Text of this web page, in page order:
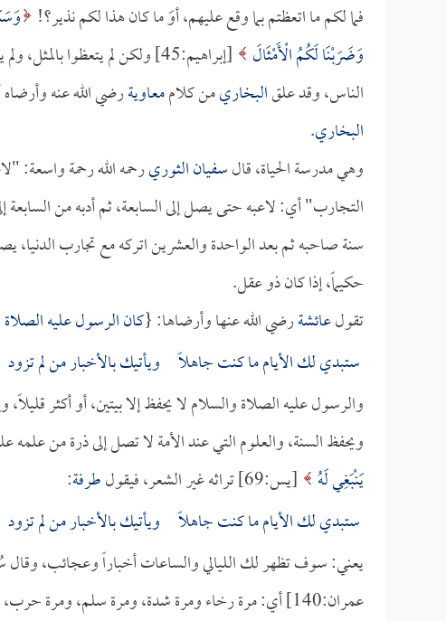
فما لكم ما اتعظتم بما وقع عليهم، أوَ ما كان هذا لكم نذير؟!
وَضَرَبْنَا لَكُمُ الْأَمْثَالَ
[إبراهيم:45] ولكن لم يتعظوا
الناس، وقد علقالبخاريمن كلاممعاويةرضي الله عنه
البخاري.
وهي مدرسة الحياة، قالسفيان الثوريرحمه الله رحمة واسعة:
التجارب" أي: لاعبه حتى يصل إلى السابعة، ثم أدبه من السابعة
سنة صاحبه ثم بعد الواحدة والعشرين اتركه مع تجارب الدنيا،
حكيماً، إذا كان ذو عقل.
تقولعائشةرضي الله عنها وأرضاها: {كان الرسول عليه الصلاة
ستبدي لك الأيام ما كنت جاهلاً ويأتيك بالأخبار من لم تزود
والرسول عليه الصلاة والسلام لا يحفظ إلا بيتين، أو أكثر
ويحفظ السنة، والعلوم التي عند الأمة لا تصل إلى ذرة من علمه
يَنْبَغِي لَهُ [يس:69] تراثه غير الشعر، فيقول طرفة:
ستبدي لك الأيام ما كنت جاهلاً ويأتيك بالأخبار من لم تزود
يعني: سوف تظهر لك الليالي والساعات أخباراً وعجائب، وقال
عمران:140] أي: مرة رخاء ومرة شدة، ومرة سلم، ومرة